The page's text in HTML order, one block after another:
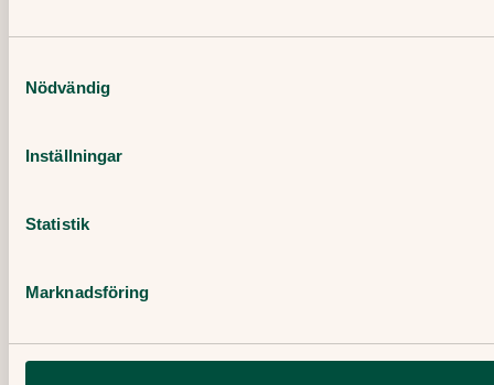
Nödvändig
Inställningar
Statistik
Marknadsföring